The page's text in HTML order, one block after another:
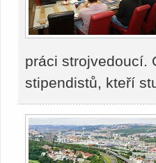
práci strojvedoucí.
stipendistů, kteří